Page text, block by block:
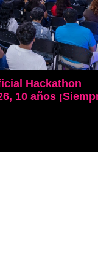
Hackathon
10 años